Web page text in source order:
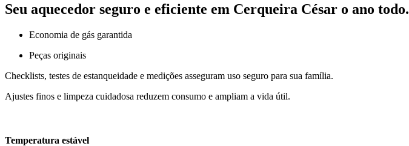
Seu aquecedor seguro e eficiente em Cerqueira César o ano todo.
Economia de gás garantida
Peças originais
Checklists, testes de estanqueidade e medições asseguram uso seguro para sua família.
Ajustes finos e limpeza cuidadosa reduzem consumo e ampliam a vida útil.
Temperatura estável